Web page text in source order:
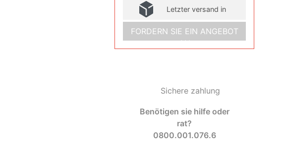
Letzter versand in
FORDERN SIE EIN ANGEBOT
AN
Sichere zahlung
Benötigen sie hilfe oder
rat?
0800.001.076.6